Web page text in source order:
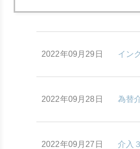
2022年09月29日 イン
2022年09月28日 為替
2022年09月27日 介入